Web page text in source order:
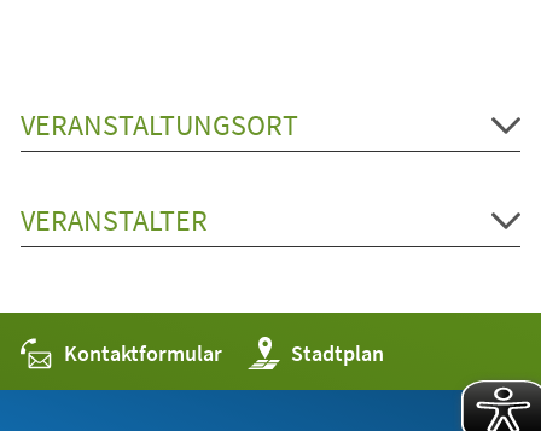
VERANSTALTUNGSORT
VERANSTALTER
Kontaktformular Stadtplan
(Öffnet
in
einem